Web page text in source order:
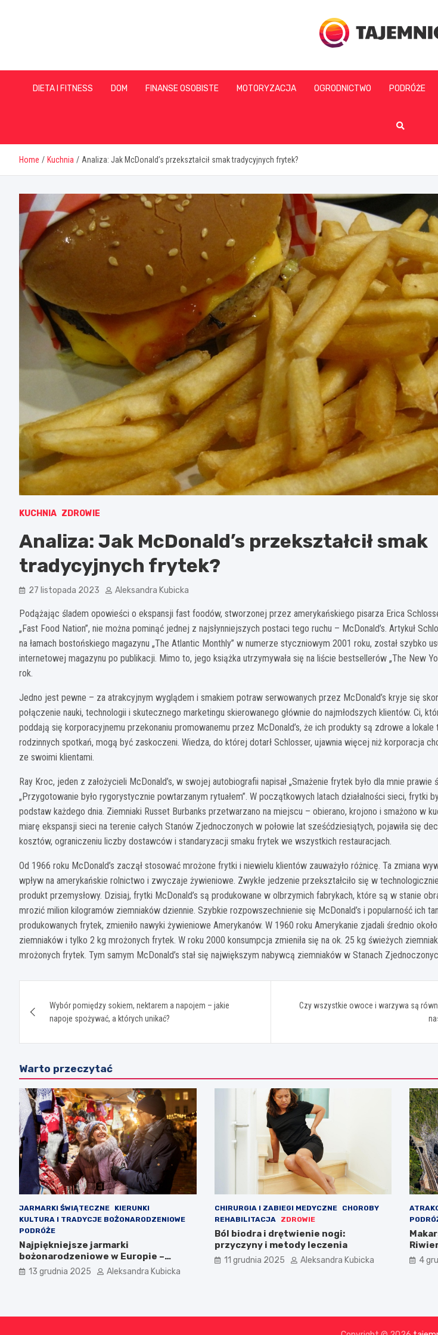
tajemnice.pl
DIETA I FITNESS DOM FINANSE OSOBISTE MOTORYZACJA OGRODNICTWO PODRÓŻE
Home Kuchnia Analiza: Jak McDonald’s przekształcił smak tradycyjnych frytek?
KUCHNIA ZDROWIE
Analiza: Jak McDonald’s przekształcił smak
tradycyjnych frytek?
27 listopada 2023 Aleksandra Kubicka
Podążając śladem opowieści o ekspansji fast foodów, stworzonej przez amerykańskiego pisarza Erica
„Fast Food Nation”, nie można pominąć jednej z najsłynniejszych postaci tego ruchu – McDonald’s. Artykuł
na łamach bostońskiego magazynu „The Atlantic Monthly” w numerze styczniowym 2001 roku, został szybko
internetowej magazynu po publikacji. Mimo to, jego książka utrzymywała się na liście bestsellerów „The New
rok.
Jedno jest pewne – za atrakcyjnym wyglądem i smakiem potraw serwowanych przez McDonald’s kryje się
połączenie nauki, technologii i skutecznego marketingu skierowanego głównie do najmłodszych klientów. Ci,
poddają się korporacyjnemu przekonaniu promowanemu przez McDonald’s, że ich produkty są zdrowe a
rodzinnych spotkań, mogą być zaskoczeni. Wiedza, do której dotarł Schlosser, ujawnia więcej niż korporacja
ze swoimi klientami.
Ray Kroc, jeden z założycieli McDonald’s, w swojej autobiografii napisał „Smażenie frytek było dla mnie prawie
„Przygotowanie było rygorystycznie powtarzanym rytuałem”. W początkowych latach działalności sieci, frytki
podstaw każdego dnia. Ziemniaki Russet Burbanks przetwarzano na miejscu – obierano, krojono i smażono w
miarę ekspansji sieci na terenie całych Stanów Zjednoczonych w połowie lat sześćdziesiątych, pojawiła się
kosztów, ograniczeniu liczby dostawców i standaryzacji smaku frytek we wszystkich restauracjach.
Od 1966 roku McDonald’s zaczął stosować mrożone frytki i niewielu klientów zauważyło różnicę. Ta zmiana
wpływ na amerykańskie rolnictwo i zwyczaje żywieniowe. Zwykłe jedzenie przekształciło się w
produkt przemysłowy. Dzisiaj, frytki McDonald’s są produkowane w olbrzymich fabrykach, które są w stanie
mrozić milion kilogramów ziemniaków dziennie. Szybkie rozpowszechnienie się McDonald’s i popularność ich
produkowanych frytek, zmieniło nawyki żywieniowe Amerykanów. W 1960 roku Amerykanie zjadali średnio
ziemniaków i tylko 2 kg mrożonych frytek. W roku 2000 konsumpcja zmieniła się na ok. 25 kg świeżych
mrożonych frytek. Tym samym McDonald’s stał się największym nabywcą ziemniaków w Stanach
wpisu
Wybór pomiędzy sokiem, nektarem a napojem – jakie
napoje spożywać, a których unikać?
Czy wszystkie owoce i warzywa są
Warto przeczytać
JARMARKI ŚWIĄTECZNE
KIERUNKI
KULTURA I TRADYCJE BOŻONARODZENIOWE
PODRÓŻE
Najpiękniejsze jarmarki
bożonarodzeniowe w Europie –
Polska na czele
13 grudnia 2025 Aleksandra Kubicka
CHIRURGIA I ZABIEGI MEDYCZNE
CHOROBY
REHABILITACJA
ZDROWIE
Ból biodra i drętwienie nogi:
przyczyny i metody leczenia
11 grudnia 2025 Aleksandra Kubicka 4